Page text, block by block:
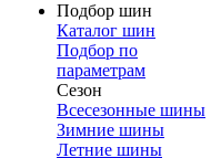
Подбор шин
Каталог шин
Подбор по
параметрам
Сезон
Всесезонные шины
Зимние шины
Летние шины